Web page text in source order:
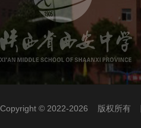
Copyright © 2022-2026 版权所有